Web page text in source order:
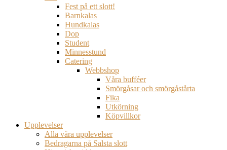
Fest på ett slott!
Barnkalas
Hundkalas
Dop
Student
Minnesstund
Catering
Webbshop
Våra bufféer
Smörgåsar och smörgåstårta
Fika
Utkörning
Köpvillkor
Upplevelser
Alla våra upplevelser
Bedragarna på Salsta slott